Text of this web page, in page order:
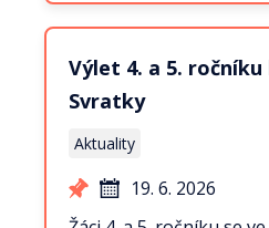
Výlet 4. a 5.
Svratky
Aktuality
19. 6. 2026